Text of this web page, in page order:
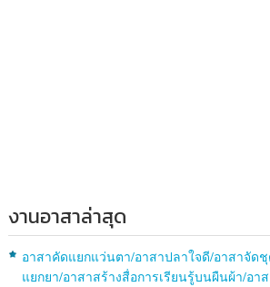
งานอาสาล่าสุด
อาสาคัดแยกแว่นตา/อาสาปลาใจดี/อาสาจัด
แยกยา/อาสาสร้างสื่อการเรียนรู้บนผืนผ้า/อ